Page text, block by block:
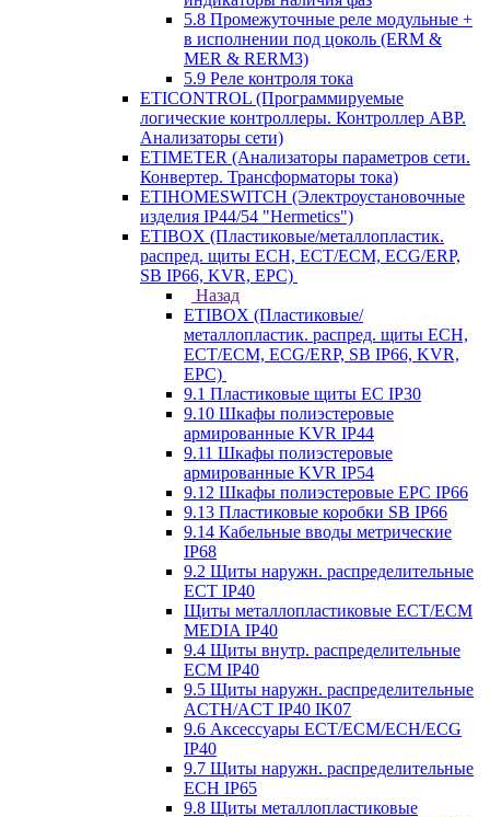
5.8 Промежуточные реле модульные +
в исполнении под цоколь (ERM &
MER & RERM3)
5.9 Реле контроля тока
ETICONTROL (Программируемые
логические контроллеры. Контроллер АВР.
Анализаторы сети)
ETIMETER (Анализаторы параметров сети.
Конвертер. Трансформаторы тока)
ETIHOMESWITCH (Электроустановочные
изделия IP44/54 "Hermetics")
ETIBOX (Пластиковые/металлопластик.
распред. щиты ECH, ECT/ECM, ECG/ERP,
SB IP66, KVR, EPC)
Назад
ETIBOX (Пластиковые/
металлопластик. распред. щиты ECH,
ECT/ECM, ECG/ERP, SB IP66, KVR,
EPC)
9.1 Пластиковые щиты EC IP30
9.10 Шкафы полиэстеровые
армированные KVR IP44
9.11 Шкафы полиэстеровые
армированные KVR IP54
9.12 Шкафы полиэстеровые EPC IP66
9.13 Пластиковые коробки SB IP66
9.14 Кабельные вводы метрические
IP68
9.2 Щиты наружн. распределительные
ECT IP40
Щиты металлопластиковые ECT/ECM
MEDIA IP40
9.4 Щиты внутр. распределительные
ECМ IP40
9.5 Щиты наружн. распределительные
ACTH/ACT IP40 IK07
9.6 Аксессуары ECT/ECM/ECH/ECG
IP40
9.7 Щиты наружн. распределительные
ECH IP65
9.8 Щиты металлопластиковые